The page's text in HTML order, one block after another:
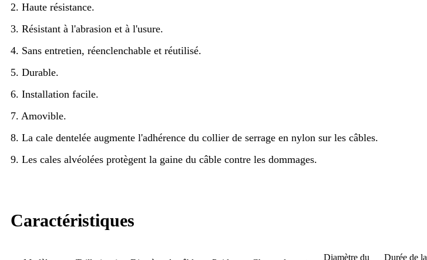
2. Haute résistance.
3. Résistant à l'abrasion et à l'usure.
4. Sans entretien, réenclenchable et réutilisé.
5. Durable.
6. Installation facile.
7. Amovible.
8. La cale dentelée augmente l'adhérence du collier de serrage en nylon sur les câbles.
9. Les cales alvéolées protègent la gaine du câble contre les dommages.
Caractéristiques
Diamètre du
Durée de la